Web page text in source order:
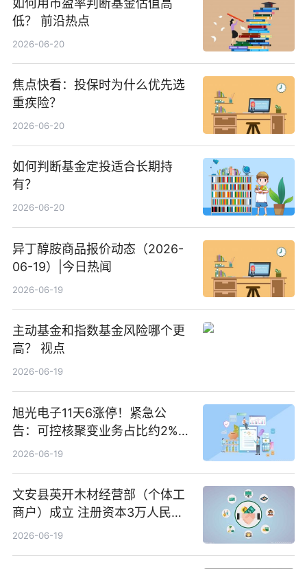
低？ 前沿热点
2026-06-20
焦点快看：投保时为什么优先选
重疾险？
2026-06-20
如何判断基金定投适合长期持
有？
2026-06-20
异丁醇胺商品报价动态（2026-
06-19）|今日热闻
2026-06-19
主动基金和指数基金风险哪个更
高？ 视点
2026-06-19
旭光电子11天6涨停！紧急公
告：可控核聚变业务占比约2%！
前沿热点
2026-06-19
文安县英开木材经营部（个体工
商户）成立 注册资本3万人民币
新要闻
2026-06-19